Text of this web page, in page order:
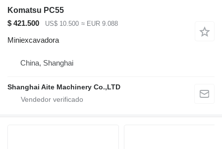
Komatsu PC55
$ 421.500
US$ 10.500 ≈ EUR 9.088
Miniexcavadora
China, Shanghai
Shanghai Aite Machinery Co.,LTD